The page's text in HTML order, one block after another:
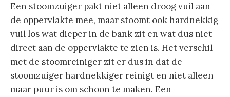
Een stoomzuiger pakt niet alleen droog vuil aan
de oppervlakte mee, maar stoomt ook hardnekkig
vuil los wat dieper in de bank zit en wat dus niet
direct aan de oppervlakte te zien is. Het verschil
met de stoomreiniger zit er dus in dat de
stoomzuiger hardnekkiger reinigt en niet alleen
maar puur is om schoon te maken. Een